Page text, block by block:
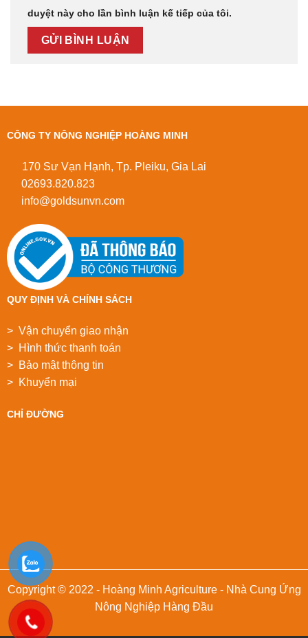
duyệt này cho lần bình luận kế tiếp của tôi.
CÔNG TY NÔNG NGHIỆP HOÀNG MINH
170 Sư Vạn Hạnh, Tp. Pleiku, Gia Lai
02693.820.823
info@goldsunvn.com
QUY ĐỊNH VÀ CHÍNH SÁCH
> Vận chuyển giao nhận
> Hình thức thanh toán
> Bảo mật thông tin
> Khuyển mại
CHỈ ĐƯỜNG
Copyright © 2022 - Hoàng Minh Agriculture - Nhà Cung Ứng
Nông Nghiệp Hàng Đầu